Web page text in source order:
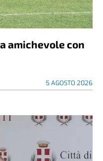
amichevole con
5 AGOSTO 2026